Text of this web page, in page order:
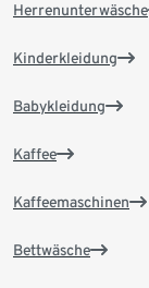
Herrenunterwäsche
Kinderkleidung
Babykleidung
Kaffee
Kaffeemaschinen
Bettwäsche